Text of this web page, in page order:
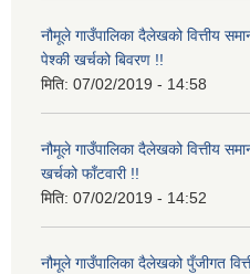
नौमूले गाउँपालिका दैलेखको वित्तीय
पेश्की खर्चको बिवरण !!
मिति: 07/02/2019 - 14:58
नौमूले गाउँपालिका दैलेखको वित्तीय
खर्चको फाँटवारी !!
मिति: 07/02/2019 - 14:52
नौमूले गाउँपालिका दैलेखको पुँजीगत